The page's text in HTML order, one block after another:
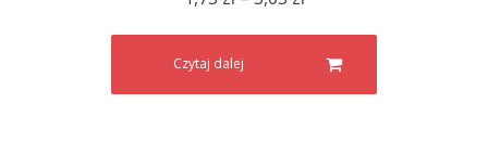
- Butelki termiczne
Czytaj dalej